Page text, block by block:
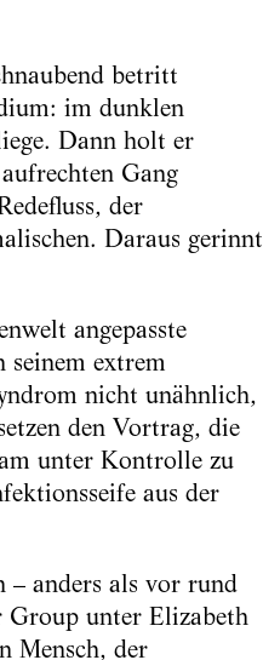
betritt
im dunklen
Dann holt er
Gang
der
Daraus gerinnt
angepasste
seinem extrem
nicht unähnlich,
den Vortrag, die
unter Kontrolle zu
aus der
– anders als vor rund
Group unter Elizabeth
Mensch, der